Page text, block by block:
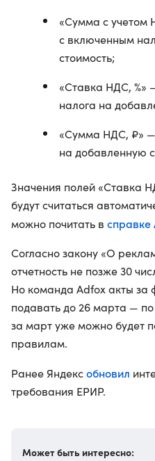
«Сумма с учетом
с включенным
стоимость;
«Ставка НДС, %»
налога на
«Сумма НДС, ₽» —
на добавленную
Значения полей «Ставка
будут считаться
можно почитать в справке
Согласно закону «О
отчетность не позже 30
Но команда Adfox акты за
подавать до 26 марта —
за март уже можно будет
правилам.
Ранее Яндексобновил
требования ЕРИР.
Может быть интересно: